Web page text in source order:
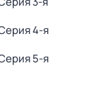
4-я
5-я